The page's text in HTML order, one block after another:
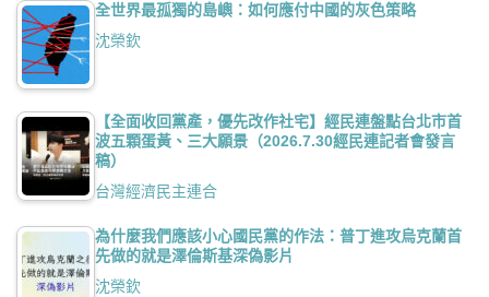
全世界最孤獨的島嶼：如何應付中國的灰色策略
沈榮欽
【全面收回黨產，優先改作社宅】經民連盤點台北市首
波五顆蛋黃、三大願景（2026.7.30經民連記者會發言
稿）
台灣經濟民主連合
為什麼我們應該小心國民黨的作法：普丁進攻烏克蘭首
先做的就是澤倫斯基深偽影片
沈榮欽